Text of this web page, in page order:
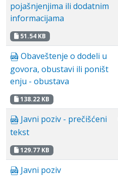
pojašnjenjima ili dodatnim
informacijama
51.54 KB
Obaveštenje o dodeli u
govora, obustavi ili poništ
enju - obustava
138.22 KB
Javni poziv - prečišćeni
tekst
129.77 KB
Javni poziv